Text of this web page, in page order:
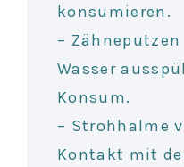
konsumieren.
–
Wasser
Konsum.
– Strohhalme
Kontakt mit